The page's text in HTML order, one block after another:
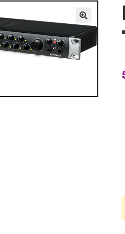
🔍